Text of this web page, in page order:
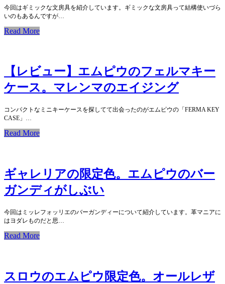
今回はギミックな文房具を紹介しています。ギミックな文房具って結構使いづら
いのもあるんですが…
Read More
【レビュー】エムピウのフェルマキー
ケース。マレンマのエイジング
コンパクトなミニキーケースを探してて出会ったのがエムピウの「FERMA KEY
CASE」…
Read More
ギャレリアの限定色。エムピウのバー
ガンディがしぶい
今回はミッレフォッリエのバーガンディーについて紹介しています。革マニアに
はヨダレものだと思…
Read More
スロウのエムピウ限定色。オールレザ